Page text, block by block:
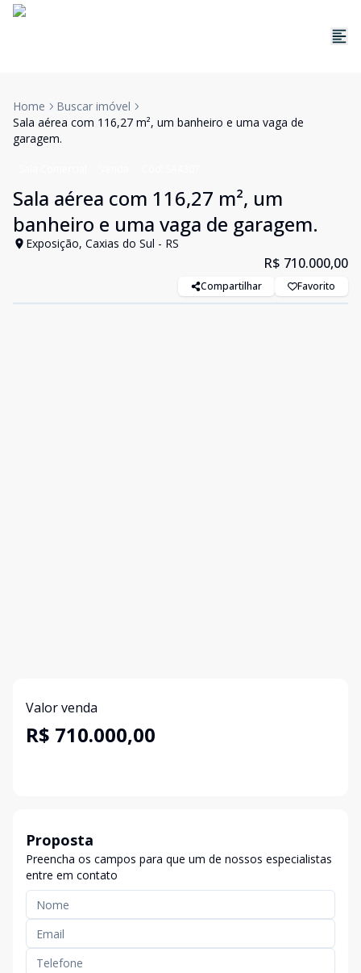
Home
Buscar imóvel
Sala aérea com 116,27 m², um banheiro e uma vaga de
garagem.
Sala aérea com 116,27 m², um
banheiro e uma vaga de garagem.
Exposição, Caxias do Sul - RS
R$ 710.000,00
Compartilhar Favorito
Valor venda
R$ 710.000,00
Proposta
Preencha os campos para que um de nossos especialistas
entre em contato